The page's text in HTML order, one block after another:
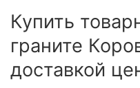
Купить
граните
доставкой